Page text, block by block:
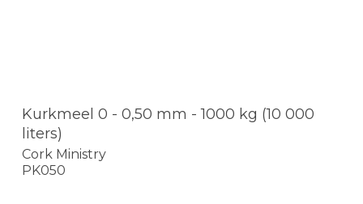
Kurkmeel 0 - 0,50 mm - 1000 kg (10 000
liters)
Cork Ministry
PK050